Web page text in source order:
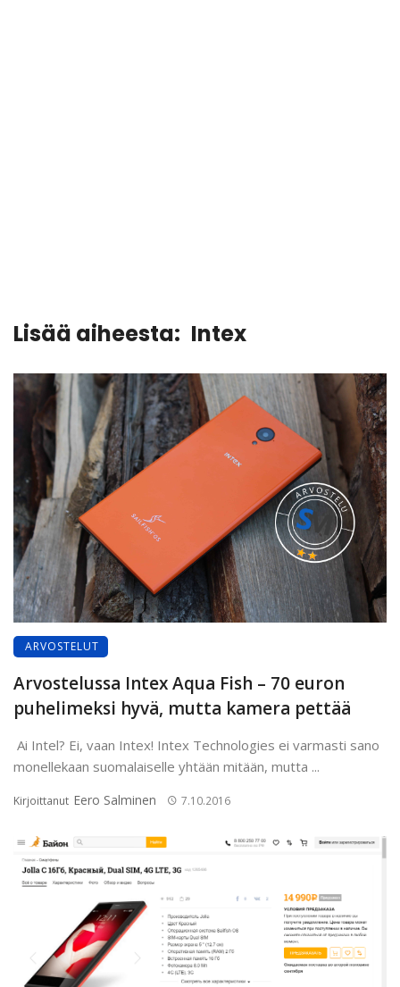
Lisää aiheesta: Intex
ARVOSTELUT
Arvostelussa Intex Aqua Fish – 70 euron
puhelimeksi hyvä, mutta kamera pettää
Ai Intel? Ei, vaan Intex! Intex Technologies ei varmasti sano
monellekaan suomalaiselle yhtään mitään, mutta ...
Kirjoittanut Eero Salminen 7.10.2016